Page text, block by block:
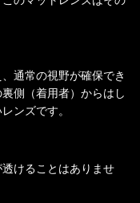
通常の視野が確保でき
側（着用者）からはし
ンズです。
けることはありませ